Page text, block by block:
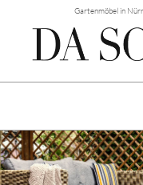
Gartenmöbel in